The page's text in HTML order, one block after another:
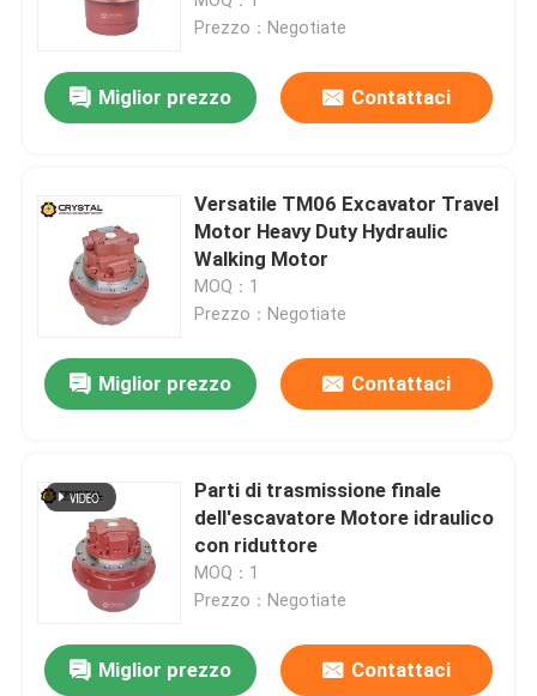
Prezzo：Negotiate
Miglior prezzo Contattaci
Versatile TM06 Excavator Travel
Motor Heavy Duty Hydraulic
Walking Motor
MOQ：1
Prezzo：Negotiate
Miglior prezzo Contattaci
Parti di trasmissione finale
dell'escavatore Motore idraulico
con riduttore
MOQ：1
Prezzo：Negotiate
Miglior prezzo Contattaci